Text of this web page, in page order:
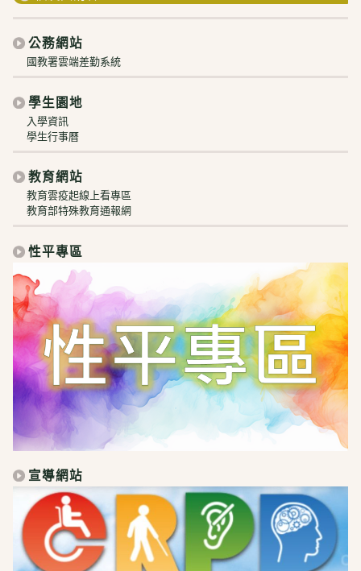
公務網站
國教署雲端差勤系統
學生園地
入學資訊
學生行事曆
教育網站
教育雲疫起線上看專區
教育部特殊教育通報網
性平專區
宣導網站